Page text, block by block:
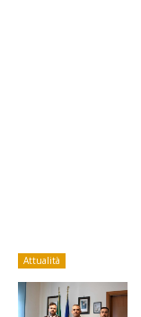
Attualità